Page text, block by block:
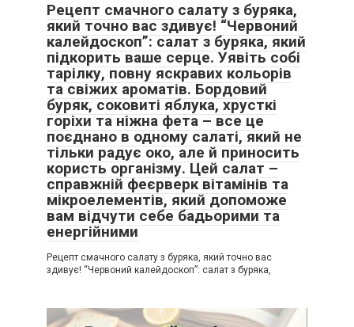
Рецепт смачного салату з буряка,
який точно вас здивує! “Червоний
калейдоскоп”: салат з буряка, який
підкорить ваше серце. Уявіть собі
тарілку, повну яскравих кольорів
та свіжих ароматів. Бордовий
буряк, соковиті яблука, хрусткі
горіхи та ніжна фета – все це
поєднано в одному салаті, який не
тільки радує око, але й приносить
користь організму. Цей салат –
справжній феєрверк вітамінів та
мікроелементів, який допоможе
вам відчути себе бадьорими та
енергійними
Рецепт смачного салату з буряка, який точно вас
здивує! “Червоний калейдоскоп”: салат з буряка,